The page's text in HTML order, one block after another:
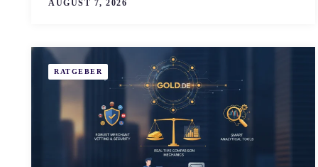
AUGUST 7, 2026
RATGEBER